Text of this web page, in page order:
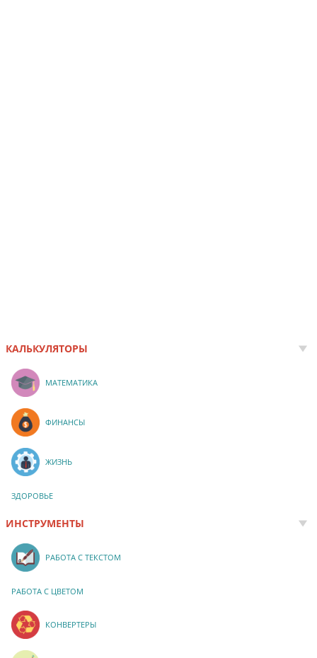
КАЛЬКУЛЯТОРЫ
МАТЕМАТИКА
ФИНАНСЫ
ЖИЗНЬ
ЗДОРОВЬЕ
ИНСТРУМЕНТЫ
РАБОТА С ТЕКСТОМ
РАБОТА С ЦВЕТОМ
КОНВЕРТЕРЫ